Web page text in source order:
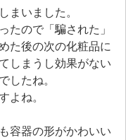
まいました。
たので「騙された」
た後の次の化粧品に
しまうし効果がない
したね。
よね。
容器の形がかわいい